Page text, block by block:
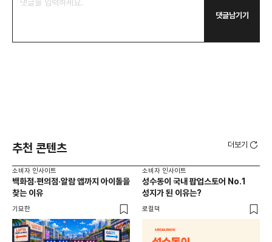
댓글남기기
추천 콘텐츠 더보기
소비자 인사이트
백화점·편의점·알람 앱까지 아이돌을
찾는 이유
기묘한
소비자 인사이트
성수동이 국내 팝업스토어 No.1
성지가 된 이유는?
로컬덕